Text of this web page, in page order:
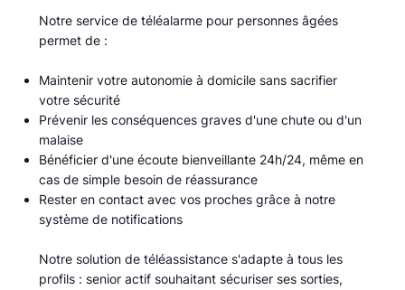
Notre service de téléalarme pour personnes âgées
permet de :​
Maintenir votre autonomie à domicile sans sacrifier
votre sécurité
Prévenir les conséquences graves d'une chute ou d'un
malaise
Bénéficier d'une écoute bienveillante 24h/24, même en
cas de simple besoin de réassurance
Rester en contact avec vos proches grâce à notre
système de notifications
Notre solution de téléassistance s'adapte à tous les
profils : senior actif souhaitant sécuriser ses sorties,